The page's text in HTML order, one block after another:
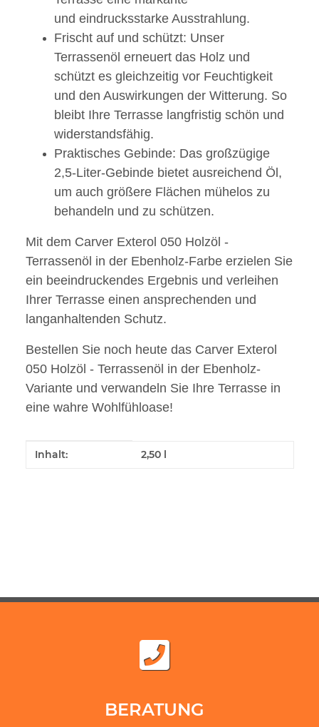
und eindrucksstarke Ausstrahlung.
Frischt auf und schützt: Unser
Terrassenöl erneuert das Holz und
schützt es gleichzeitig vor Feuchtigkeit
und den Auswirkungen der Witterung. So
bleibt Ihre Terrasse langfristig schön und
widerstandsfähig.
Praktisches Gebinde: Das großzügige
2,5-Liter-Gebinde bietet ausreichend Öl,
um auch größere Flächen mühelos zu
behandeln und zu schützen.
Mit dem Carver Exterol 050 Holzöl -
Terrassenöl in der Ebenholz-Farbe erzielen Sie
ein beeindruckendes Ergebnis und verleihen
Ihrer Terrasse einen ansprechenden und
langanhaltenden Schutz.
Bestellen Sie noch heute das Carver Exterol
050 Holzöl - Terrassenöl in der Ebenholz-
Variante und verwandeln Sie Ihre Terrasse in
eine wahre Wohlfühloase!
Produkteigenschaft
Wert
Inhalt: 2,50 l
BERATUNG